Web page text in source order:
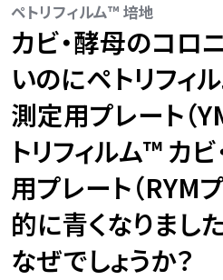
ペトリフィルム™ 培地
カビ・酵母のコロ
いのにペトリフィ
測定用プレート（
トリフィルム™ カ
用プレート（RYM
的に青くなりまし
なぜでしょうか？